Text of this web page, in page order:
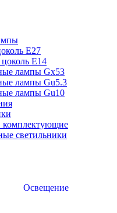
Е27
Е14
лампы Gx53
лампы Gu5.3
лампы Gu10
комплектующие
светильники